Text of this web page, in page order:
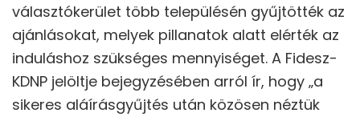
választókerület több településén gyűjtötték az
ajánlásokat, melyek pillanatok alatt elérték az
induláshoz szükséges mennyiséget. A Fidesz-
KDNP jelöltje bejegyzésében arról ír, hogy „a
sikeres aláírásgyűjtés után közösen néztük